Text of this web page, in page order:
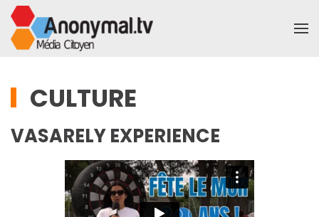
Accéder au contenu principal
CULTURE
VASARELY EXPERIENCE